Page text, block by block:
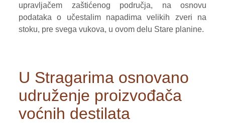
napada
vukova
upravljačem zaštićenog područja, na osnovu
podataka o učestalim napadima velikih zveri na
stoku, pre svega vukova, u ovom delu Stare planine.
U Stragarima osnovano
udruženje proizvođača
voćnih destilata